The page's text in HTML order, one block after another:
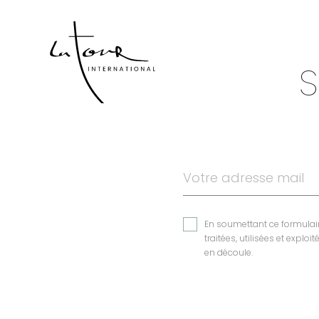
En soumettant ce
traitées, utilisées et
en découle.